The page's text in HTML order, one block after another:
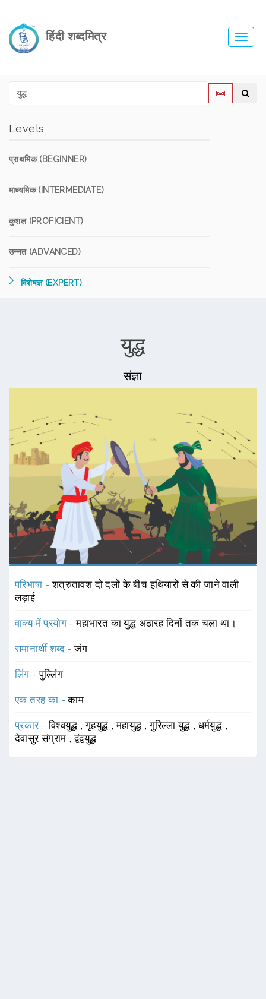
हिंदी शब्दमित्र
Levels
प्राथमिक (BEGINNER)
माध्यमिक (INTERMEDIATE)
कुशल (PROFICIENT)
उन्नत (ADVANCED)
विशेषज्ञ (EXPERT)
युद्ध
संज्ञा
परिभाषा -शत्रुतावश दो दलों के बीच हथियारों से की जाने वाली
लड़ाई
वाक्य में प्रयोग -महाभारत का युद्ध अठारह दिनों तक चला था।
समानार्थी शब्द -जंग
लिंग -पुल्लिंग
एक तरह का -काम
प्रकार -विश्वयुद्ध ,गृहयुद्ध ,महायुद्ध ,गुरिल्ला युद्ध धर्मयुद्ध
देवासुर संग्राम
,द्वंद्वयुद्ध